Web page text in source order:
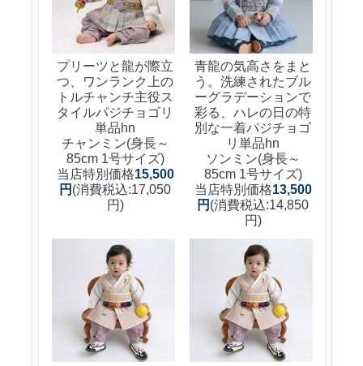
プリーツと龍が際立
つ、ワンランク上の
トルチャンチ主役ス
タイルパジチョゴリ
単品hn
チャンミン(身長～
85cm 1号サイズ)
当店特別価格15,500
円 (消費税込:17,050
円)
青龍の気高さをまと
う。洗練されたブル
ーグラデーションで
彩る、ハレの日の特
別な一着パジチョゴ
リ単品hn
ソンミン(身長～
85cm 1号サイズ)
当店特別価格13,500
円 (消費税込:14,850
円)